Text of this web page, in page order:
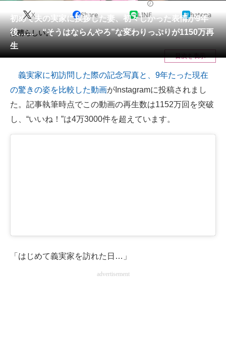
会員記事
メディア
注目記事を集めた総合ページ
ITの今と未来を見通す
スマホと通信の最新トレンド
進化するPCとデバイスの未来
マーケ×ITの今がよく分かる
ITエンジニア向け専門サイト
初めて夫の実家に挨拶した妻、初々しかった表情が9年
後…… “そうはならんやろ”な変わりっぷりが1150万再
生
X Share LINE hatena
素晴らしい。
目次を表示
義実家に初訪問した際の記念写真と、9年たった現在
の驚きの姿を比較した動画がInstagramに投稿されまし
た。記事執筆時点でこの動画の再生数は1152万回を突破
し、“いいね！”は4万3000件を超えています。
「はじめて義実家を訪れた日…」
advertisement